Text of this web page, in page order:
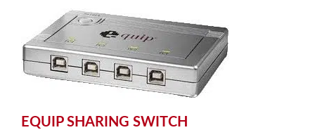
EQUIP SHARING SWITCH